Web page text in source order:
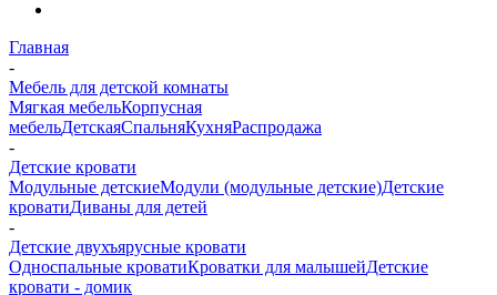
Главная
-
Мебель для детской комнаты
Мягкая мебельКорпусная
мебельДетскаяСпальняКухняРаспродажа
-
Детские кровати
Модульные детскиеМодули (модульные детские)Детские
кроватиДиваны для детей
-
Детские двухъярусные кровати
Односпальные кроватиКроватки для малышейДетские
кровати - домик